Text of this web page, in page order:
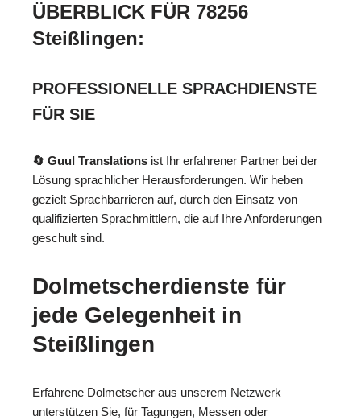
ÜBERBLICK FÜR 78256
Steißlingen:
PROFESSIONELLE SPRACHDIENSTE
FÜR SIE
🔄 Guul Translations ist Ihr erfahrener Partner bei der
Lösung sprachlicher Herausforderungen. Wir heben
gezielt Sprachbarrieren auf, durch den Einsatz von
qualifizierten Sprachmittlern, die auf Ihre Anforderungen
geschult sind.
Dolmetscherdienste für
jede Gelegenheit in
Steißlingen
Erfahrene Dolmetscher aus unserem Netzwerk
unterstützen Sie, für Tagungen, Messen oder